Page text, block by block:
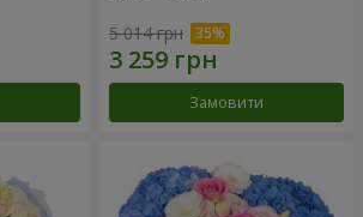
5 014 грн
Замовити